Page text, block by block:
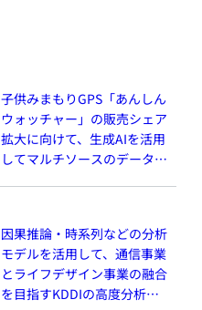
子供みまもりGPS「あんしん
ウォッチャー」の販売シェア
拡大に向けて、生成AIを活用
してマルチソースのデータを
因果推論・時系列などの分析
モデルを活用して、通信事業
とライフデザイン事業の融合
を目指すKDDIの高度分析プ